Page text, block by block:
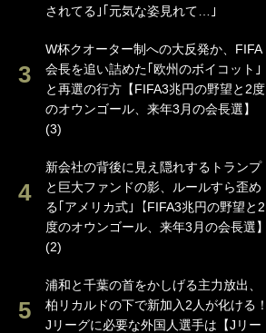
されてる｣｢元気な姿見れて…｣
W杯クオーター制への大反発か、FIFA
会長を追い詰めた｢欧州のボイコット｣
と再選の行方【FIFA3兆円の野望と2度
のオウンゴール、来年3月の会長選】
(3)
新会社の背後に見え隠れするトランプ
と巨大ファンドの影、ルールすら歪め
る｢アメリカ式｣【FIFA3兆円の野望と2
度のオウンゴール、来年3月の会長選】
(2)
浦和と千葉の首をかしげる主力放出、
柏リカルドの下で新加入2人が化ける！
Jリーグに必要な外国人選手は【Jリー